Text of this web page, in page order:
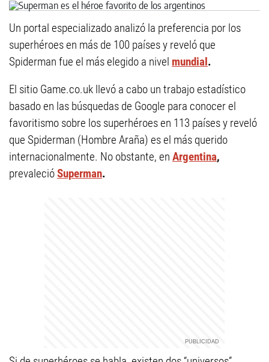
Un portal especializado analizó la preferencia por los
superhéroes en más de 100 países y reveló que
Spiderman fue el más elegido a nivel mundial.
El sitio Game.co.uk llevó a cabo un trabajo estadístico
basado en las búsquedas de Google para conocer el
favoritismo sobre los superhéroes en 113 países y reveló
que Spiderman (Hombre Araña) es el más querido
internacionalmente. No obstante, en Argentina,
prevalecióSuperman.